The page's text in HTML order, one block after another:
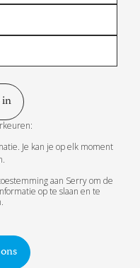
Je kan je op elk moment
aan Serry om de
op te slaan en te